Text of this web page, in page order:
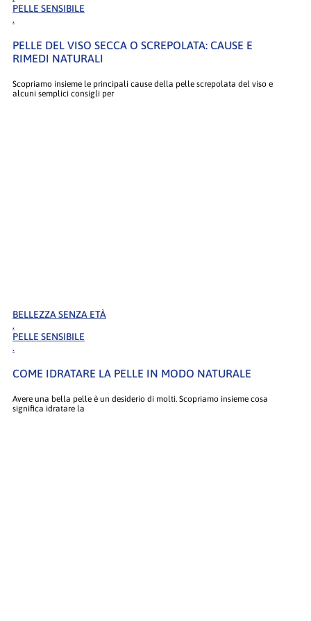
PELLE SENSIBILE
.
PELLE DEL VISO SECCA O SCREPOLATA: CAUSE E
RIMEDI NATURALI
Scopriamo insieme le principali cause della pelle screpolata del viso e
alcuni semplici consigli per
BELLEZZA SENZA ETÀ
.
PELLE SENSIBILE
.
COME IDRATARE LA PELLE IN MODO NATURALE
Avere una bella pelle è un desiderio di molti. Scopriamo insieme cosa
significa idratare la